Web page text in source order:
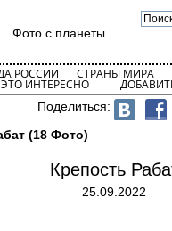
Фото с планеты
РОССИИ СТРАНЫ МИРА
ЭТО ИНТЕРЕСНО
Поделиться:
(18 Фото)
Крепость
25.09.2022